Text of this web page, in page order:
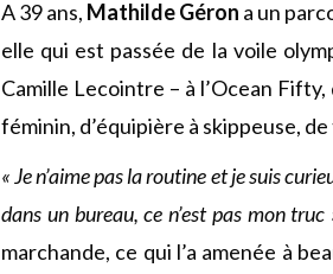
A 39 ans, Mathilde Géron a un
elle qui est passée de la voile
Camille Lecointre – à l’Ocean
féminin, d’équipière à skippeuse,
« Je n’aime pas la routine et je suis
dans un bureau, ce n’est pas mon truc
marchande, ce qui l’a amenée à